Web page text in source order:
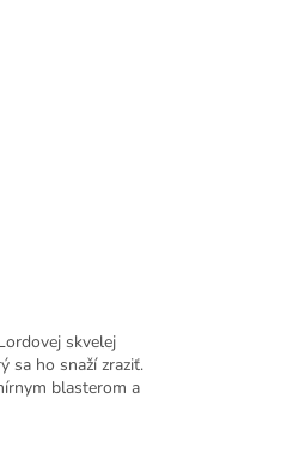
skvelej
sa ho snaží zraziť.
blasterom a